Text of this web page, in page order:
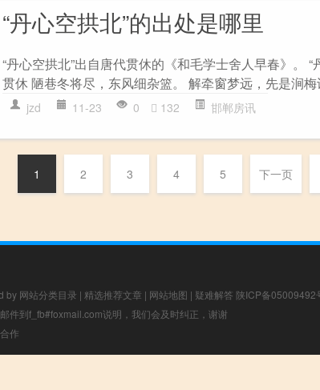
“丹心空拱北”的出处是哪里
“丹心空拱北”出自唐代贯休的《和毛学士舍人早春》。
贯休 陋巷冬将尽，东风细杂篮。 解牵窗梦远，先是涧梅
jzd 11-23 0 132 邯郸房讯
1 2 3 4 5 下一页
by 网站分类目录 | 精选推荐文章 | 网站地图 | 疑难解答 陕ICP备05009492
件到f_fb#foxmail.com说明，我们会及时纠正，谢谢
作